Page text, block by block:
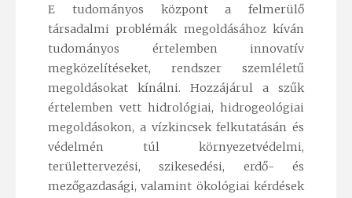
E tudományos központ a felmerülő
társadalmi problémák megoldásához kíván
tudományos értelemben innovatív
megközelítéseket, rendszer szemléletű
megoldásokat kínálni. Hozzájárul a szűk
értelemben vett hidrológiai, hidrogeológiai
megoldásokon, a vízkincsek felkutatásán és
védelmén túl környezetvédelmi,
területtervezési, szikesedési, erdő- és
mezőgazdasági, valamint ökológiai kérdések